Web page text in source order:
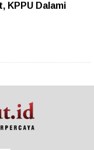
KPPU Dalami